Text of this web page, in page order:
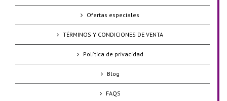
Ofertas especiales
TÉRMINOS Y CONDICIONES DE VENTA
Política de privacidad
Blog
FAQS